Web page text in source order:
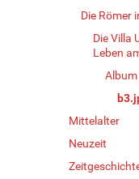
Die Römer
Die Villa
Leben
Album
Mittelalter
Neuzeit